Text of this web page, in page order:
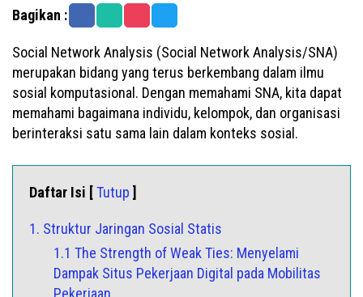
Bagikan :
Social Network Analysis (Social Network Analysis/SNA)
merupakan bidang yang terus berkembang dalam ilmu
sosial komputasional. Dengan memahami SNA, kita dapat
memahami bagaimana individu, kelompok, dan organisasi
berinteraksi satu sama lain dalam konteks sosial.
Daftar Isi [Tutup ]
1. Struktur Jaringan Sosial Statis
1.1 The Strength of Weak Ties: Menyelami
Dampak Situs Pekerjaan Digital pada Mobilitas
Pekerjaan